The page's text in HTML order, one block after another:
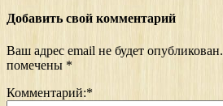
Добавить свой комментарий
Ваш адрес email не будет опубликован.
помечены *
Комментарий:*